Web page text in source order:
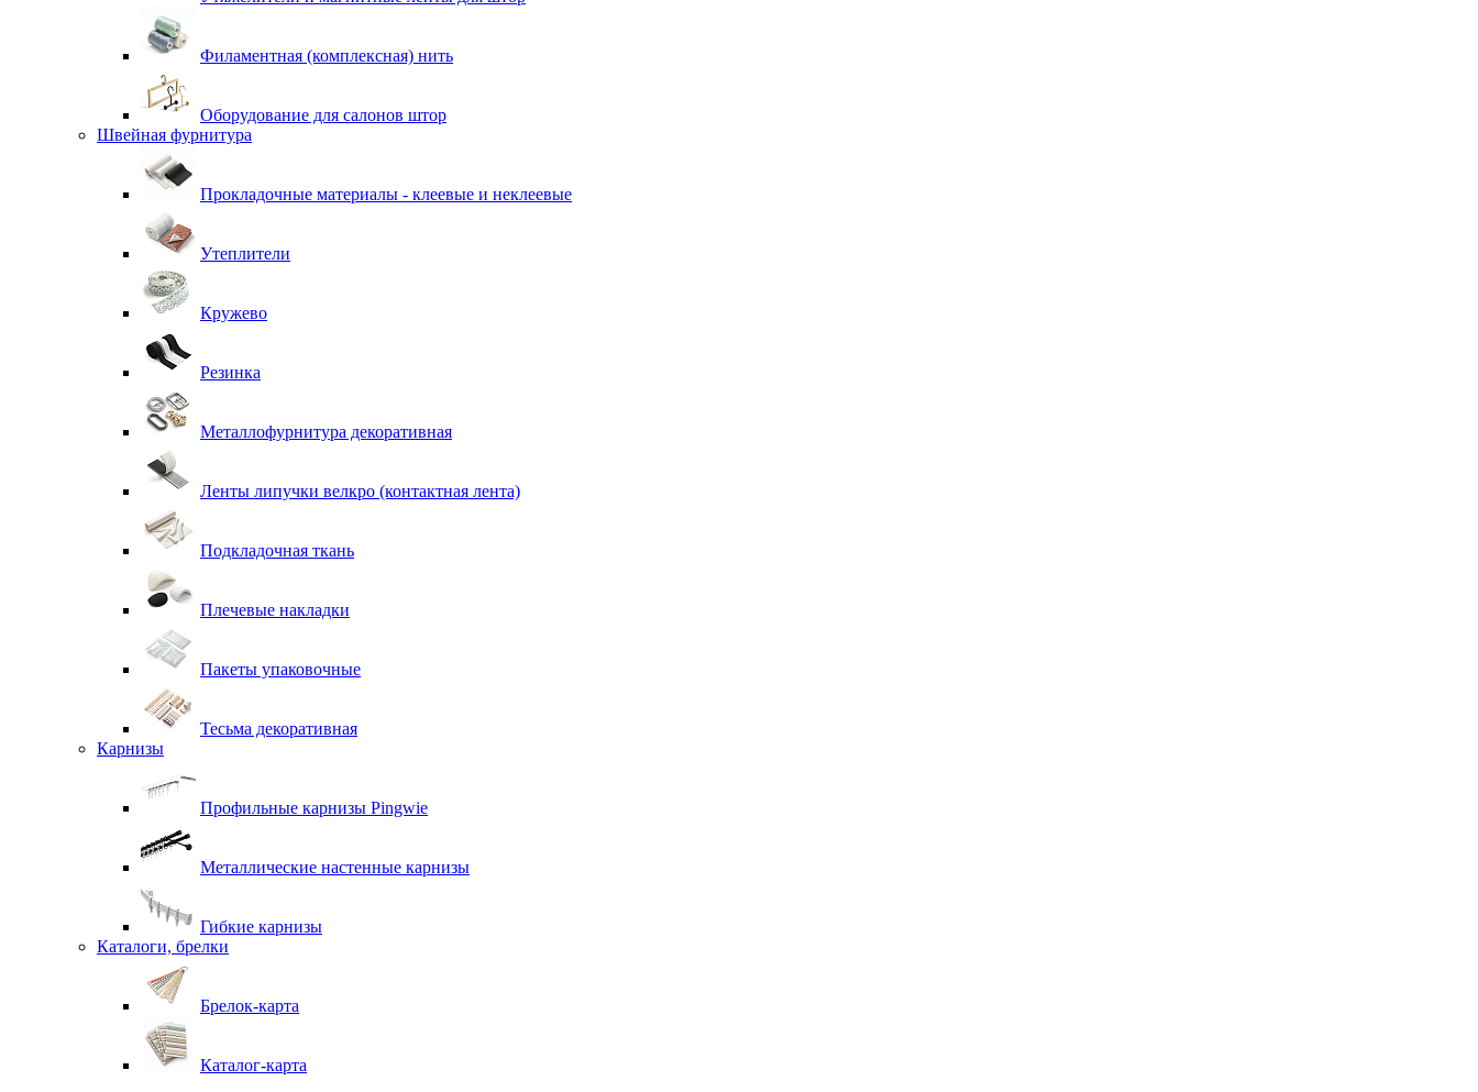
Филаментная (комплексная) нить
Оборудование для салонов штор
Швейная фурнитура
Прокладочные материалы - клеевые и неклеевые
Утеплители
Кружево
Резинка
Металлофурнитура декоративная
Ленты липучки велкро (контактная лента)
Подкладочная ткань
Плечевые накладки
Пакеты упаковочные
Тесьма декоративная
Карнизы
Профильные карнизы Pingwie
Металлические настенные карнизы
Гибкие карнизы
Каталоги, брелки
Брелок-карта
Каталог-карта